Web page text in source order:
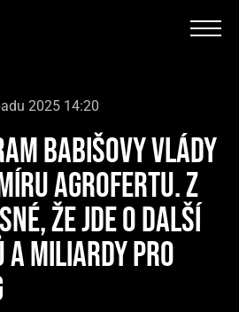
2025 14:20
BABIŠOVY VLÁDY
AGROFERTU. Z
ŽE JDE O DALŠÍ
A MILIARDY PRO